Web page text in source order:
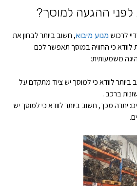
ההגעה למוסך?
לרכוש מנוע מיבוא, חשוב ביותר לבחון את
כי החוויה במוסך תאפשר לכם
משמעותית:
ביותר לוודא כי למוסך יש ציוד מתקדם על
ברכב .
יתרה מכך, חשוב ביותר לוודא כי למוסך יש